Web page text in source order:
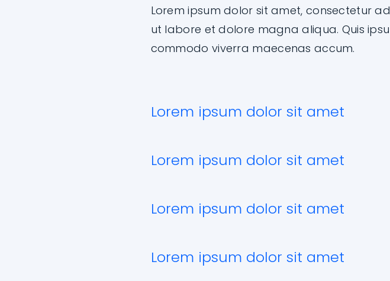
Lorem ipsum dolor sit amet, consectetur
ut labore et dolore magna aliqua. Quis
commodo viverra maecenas accum.
Lorem ipsum dolor sit amet
Lorem ipsum dolor sit amet
Lorem ipsum dolor sit amet
Lorem ipsum dolor sit amet